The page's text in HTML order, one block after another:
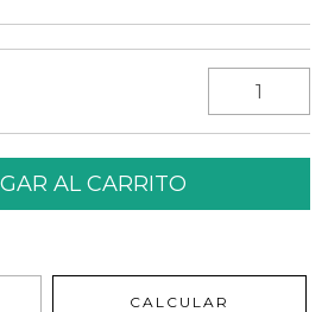
CALCULAR